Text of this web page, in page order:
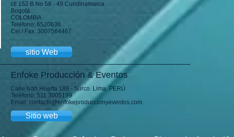
cll 152 B No 58 - 49 Cundinamarca
Bogotá
COLOMBIA
Teléfono: 6520638
Cel / Fax: 3007564467
sitio Web
Enfoke Producción & Eventos
Calle Ivan Huerta 186 - Surco. Lima. PERÚ
Teléfono: 511 3005199
Email: contacto@enfokeproduccionyeventos.com
Sitio web